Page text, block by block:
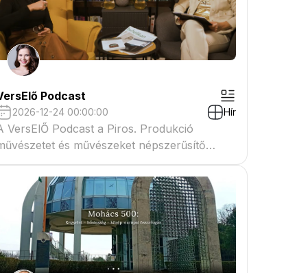
Podcast
2026-12-24 00:00:00 Hír
VersElŐ Podcast a Piros. Produkció
és művészeket népszerűsítő
műsora